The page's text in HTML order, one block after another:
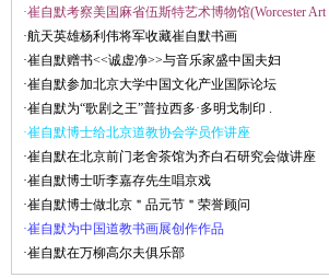
·崔自默考察美国麻省伍斯特艺术博物馆(Worcester Art
·航天英雄杨利伟将军收藏崔自默书画
·崔自默赠书<<诚虚净>>与音乐家盛中国夫妇
·崔自默参加北京大学中国文化产业国际论坛
·崔自默为“歌剧之王”普拉西多·多明戈制印 .
·崔自默博士给北京道教协会学员作讲座
·崔自默在北京前门老舍茶馆为齐白石研究会做讲座
·崔自默博士听李嘉存先生唱京戏
·崔自默博士做北京＂品元节＂荣誉顾问
·崔自默为中国道教书画展创作作品
·崔自默在万柳高尔夫俱乐部